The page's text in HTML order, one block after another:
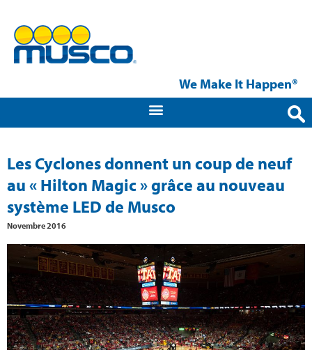
We Make It Happen®
Les Cyclones donnent un coup de neuf
au « Hilton Magic » grâce au nouveau
système LED de Musco
Novembre 2016